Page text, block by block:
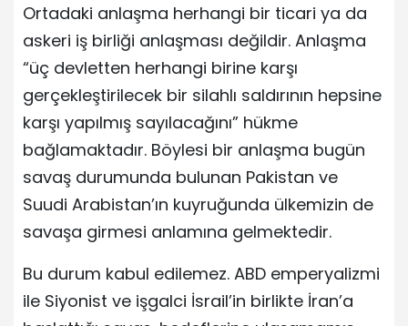
Ortadaki anlaşma herhangi bir ticari ya da
askeri iş birliği anlaşması değildir. Anlaşma
“üç devletten herhangi birine karşı
gerçekleştirilecek bir silahlı saldırının hepsine
karşı yapılmış sayılacağını” hükme
bağlamaktadır. Böylesi bir anlaşma bugün
savaş durumunda bulunan Pakistan ve
Suudi Arabistan’ın kuyruğunda ülkemizin de
savaşa girmesi anlamına gelmektedir.
Bu durum kabul edilemez. ABD emperyalizmi
ile Siyonist ve işgalci İsrail’in birlikte İran’a